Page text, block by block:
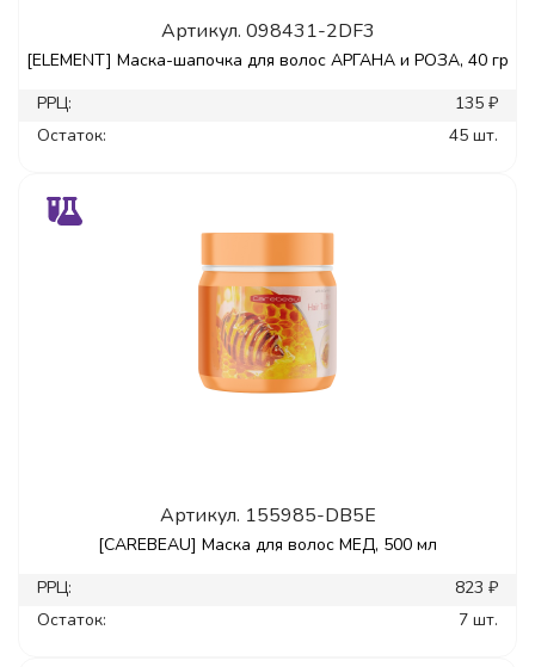
Артикул. 098431-2DF3
[ELEMENT] Маска-шапочка для волос АРГАНА и РОЗА, 40 гр
РРЦ:
135 ₽
Остаток:
45 шт.
Артикул. 155985-DB5E
[CAREBEAU] Маска для волос МЕД, 500 мл
РРЦ:
823 ₽
Остаток:
7 шт.